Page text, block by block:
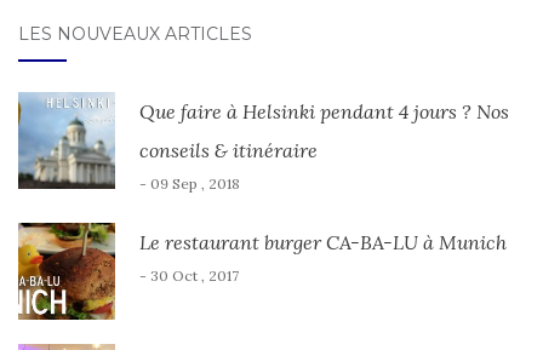
LES NOUVEAUX ARTICLES
Que faire à Helsinki pendant 4 jours ? Nos
conseils & itinéraire
- 09 Sep , 2018
Le restaurant burger CA-BA-LU à Munich
- 30 Oct , 2017